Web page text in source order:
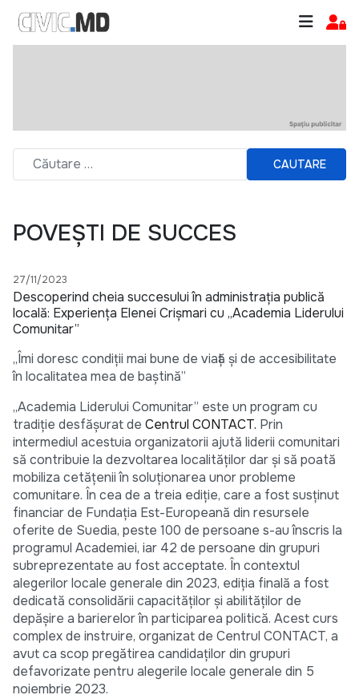
CAUTARE
POVEȘTI DE SUCCES
27/11/2023
Descoperind cheia succesului în administrația publică
locală: Experiența Elenei Crișmari cu „Academia Liderului
Comunitar”
„Îmi doresc condiții mai bune de viață și de accesibilitate
în localitatea mea de baștină”
„Academia Liderului Comunitar” este un program cu
tradiție desfășurat de Centrul CONTACT. Prin
intermediul acestuia organizatorii ajută liderii comunitari
să contribuie la dezvoltarea localităților dar și să poată
mobiliza cetățenii în soluționarea unor probleme
comunitare. În cea de a treia ediție, care a fost susținut
financiar de Fundația Est-Europeană din resursele
oferite de Suedia, peste 100 de persoane s-au înscris la
programul Academiei, iar 42 de persoane din grupuri
subreprezentate au fost acceptate. În contextul
alegerilor locale generale din 2023, ediția finală a fost
dedicată consolidării capacităților și abilităților de
depășire a barierelor în participarea politică. Acest curs
complex de instruire, organizat de Centrul CONTACT, a
avut ca scop pregătirea candidaților din grupuri
defavorizate pentru alegerile locale generale din 5
noiembrie 2023.